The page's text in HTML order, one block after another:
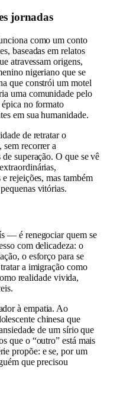
jornadas
como um conto
baseadas em relatos
atravessam origens,
nigeriano que se
que constrói um motel
uma comunidade pelo
épica no formato
em sua humanidade.
de retratar o
sem recorrer a
superação. O que se vê
rejeições, mas também
vitórias.
— é renegociar quem se
com delicadeza: o
o esforço para se
a imigração como
realidade vivida,
à empatia. Ao
chinesa que
de um sírio que
que o “outro” está mais
propõe: e se, por um
que precisou